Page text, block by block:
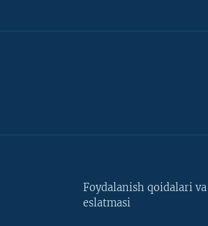
Foydalanish qoidalari
eslatmasi